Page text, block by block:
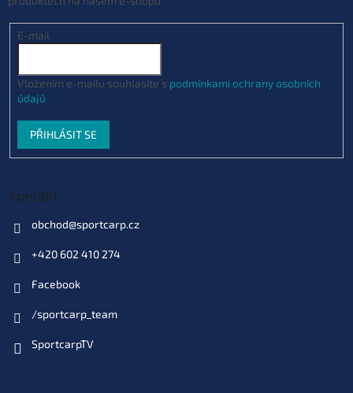
E-mail
Vložením e-mailu souhlasíte s podmínkami ochrany osobních
údajů
PŘIHLÁSIT SE
Kontakt
obchod@sportcarp.cz
+420 602 410 274
Facebook
/sportcarp_team
SportcarpTV